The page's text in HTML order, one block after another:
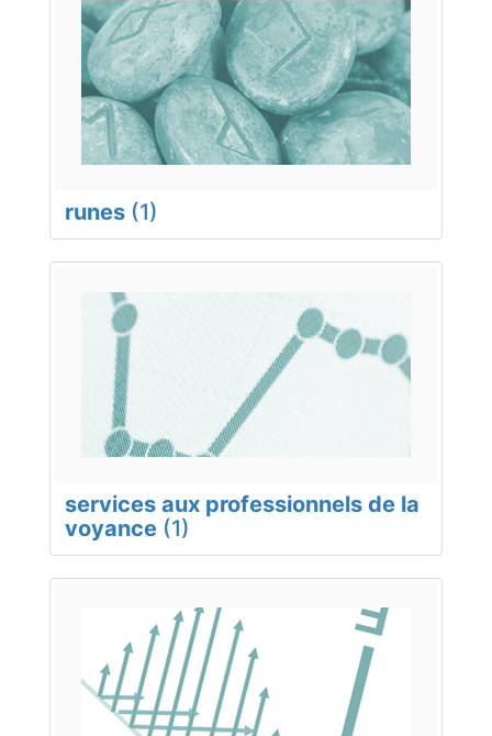
runes (1)
services aux professionnels de la
voyance (1)